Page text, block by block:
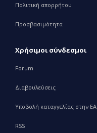
Πολιτική απορρήτου
Προσβασιμότητα
Χρήσιμοι σύνδεσμοι
Forum
Διαβουλεύσεις
Υποβολή καταγγελίας στην
RSS